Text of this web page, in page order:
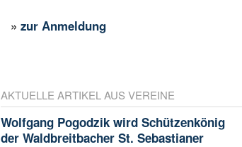
»zur Anmeldung
AKTUELLE ARTIKEL AUS VEREINE
Wolfgang Pogodzik wird Schützenkönig
der Waldbreitbacher St. Sebastianer